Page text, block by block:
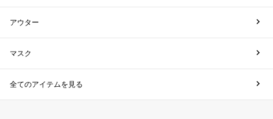
アウター
マスク
全てのアイテムを見る